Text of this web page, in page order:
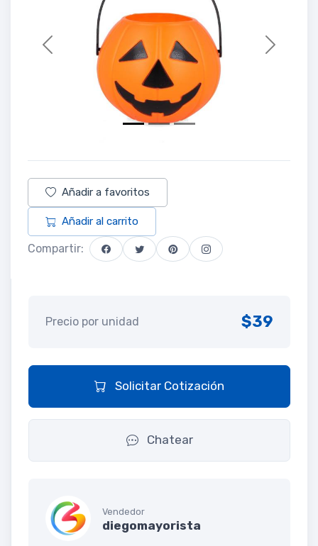
Previous Next
Añadir a favoritos
Añadir al carrito
Compartir:
Precio por unidad $39
Solicitar Cotización
Chatear
Vendedor
diegomayorista